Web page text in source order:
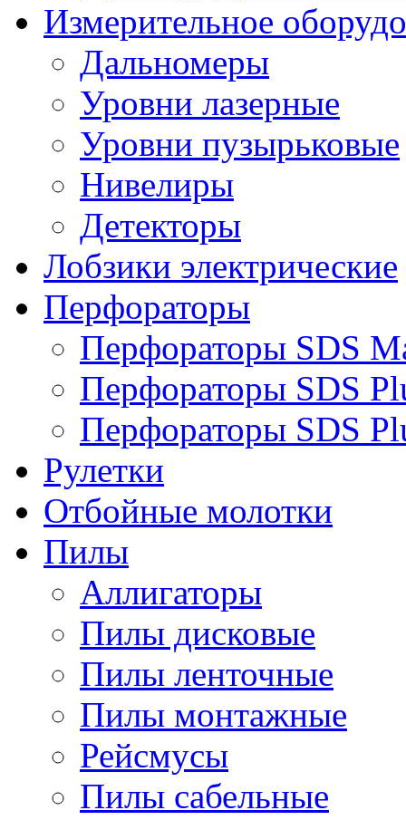
Измерительное
Дальномеры
Уровни лазерные
Уровни пузырьковые
Нивелиры
Детекторы
Лобзики электрические
Перфораторы
Перфораторы SDS
Перфораторы SDS
Перфораторы SDS
Рулетки
Отбойные молотки
Пилы
Аллигаторы
Пилы дисковые
Пилы ленточные
Пилы монтажные
Рейсмусы
Пилы сабельные